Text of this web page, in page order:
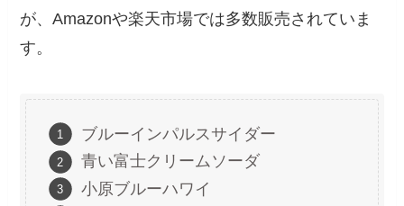
が、Amazonや楽天市場では多数販売されていま
す。
ブルーインパルスサイダー
青い富士クリームソーダ
小原ブルーハワイ